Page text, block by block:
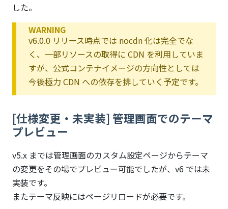
した。
WARNING
v6.0.0 リリース時点では nocdn 化は完全でな
く、一部リソースの取得に CDN を利用していま
すが、公式コンテナイメージの方向性としては
今後極力 CDN への依存を排していく予定です。
[仕様変更・未実装] 管理画面でのテーマ
プレビュー
v5.x までは管理画面のカスタム設定ページからテーマ
の変更をその場でプレビュー可能でしたが、v6 では未
実装です。
またテーマ反映にはページリロードが必要です。